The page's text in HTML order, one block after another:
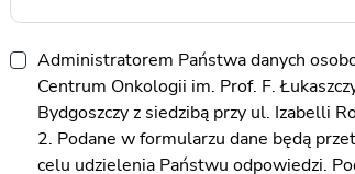
Administratorem Państwa danych
Centrum Onkologii im. Prof. F.
Bydgoszczy z siedzibą przy ul. Izabelli
2. Podane w formularzu dane będą
celu udzielenia Państwu odpowiedzi.